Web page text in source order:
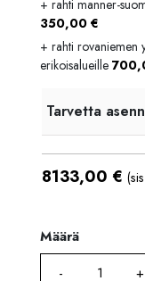
+ rahti manner-
350,00 €
+ rahti rovaniemen
erikoisalueille
Tarvetta
8133,00 €
Määrä
Määrä